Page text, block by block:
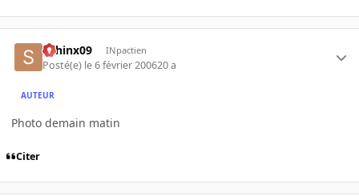
sphinx09 INpactien
Posté(e) le 6 février 200620 a
AUTEUR
Photo demain matin
Citer